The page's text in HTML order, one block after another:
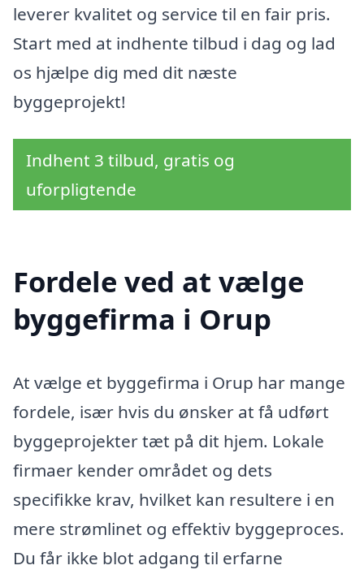
leverer kvalitet og service til en fair pris.
Start med at indhente tilbud i dag og lad
os hjælpe dig med dit næste
byggeprojekt!
Indhent 3 tilbud, gratis og
uforpligtende
Fordele ved at vælge
byggefirma i Orup
At vælge et byggefirma i Orup har mange
fordele, især hvis du ønsker at få udført
byggeprojekter tæt på dit hjem. Lokale
firmaer kender området og dets
specifikke krav, hvilket kan resultere i en
mere strømlinet og effektiv byggeproces.
Du får ikke blot adgang til erfarne